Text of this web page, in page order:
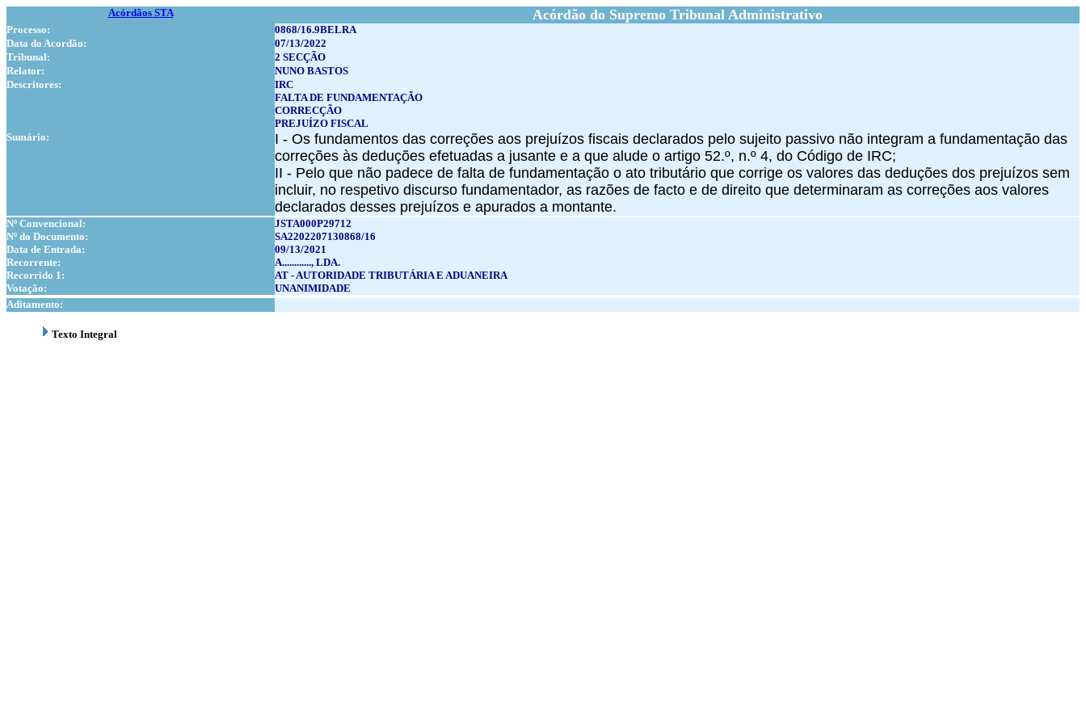
Acórdãos STA Acórdão do Supremo Tribunal Administrativo
Processo:
0868/16.9BELRA
Data do Acordão:
07/13/2022
Tribunal:
2 SECÇÃO
Relator:
NUNO BASTOS
Descritores:
IRC
FALTA DE FUNDAMENTAÇÃO
CORRECÇÃO
PREJUÍZO FISCAL
Sumário:
I - Os fundamentos das correções aos prejuízos fiscais declarados pelo sujeito passivo não integram a fundamentação das
correções às deduções efetuadas a jusante e a que alude o artigo 52.º, n.º 4, do Código de IRC;
II - Pelo que não padece de falta de fundamentação o ato tributário que corrige os valores das deduções dos prejuízos sem
incluir, no respetivo discurso fundamentador, as razões de facto e de direito que determinaram as correções aos valores
declarados desses prejuízos e apurados a montante.
Nº Convencional:
JSTA000P29712
Nº do Documento:
SA2202207130868/16
Data de Entrada:
09/13/2021
Recorrente:
A............, LDA.
Recorrido 1:
AT - AUTORIDADE TRIBUTÁRIA E ADUANEIRA
Votação:
UNANIMIDADE
Aditamento:
Texto Integral